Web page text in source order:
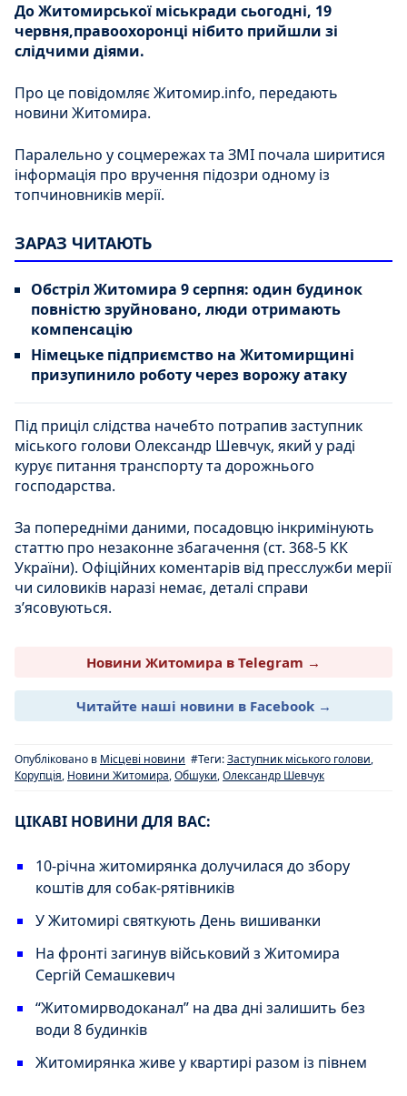
До Житомирської міськради сьогодні, 19
червня,правоохоронці нібито прийшли зі
слідчими діями.
Про це повідомляє Житомир.info, передають
новини Житомира.
Паралельно у соцмережах та ЗМІ почала ширитися
інформація про вручення підозри одному із
топчиновників мерії.
ЗАРАЗ ЧИТАЮТЬ
Обстріл Житомира 9 серпня: один будинок
повністю зруйновано, люди отримають
компенсацію
Німецьке підприємство на Житомирщині
призупинило роботу через ворожу атаку
Під приціл слідства начебто потрапив заступник
міського голови Олександр Шевчук, який у раді
курує питання транспорту та дорожнього
господарства.
За попередніми даними, посадовцю інкримінують
статтю про незаконне збагачення (ст. 368-5 КК
України). Офіційних коментарів від пресслужби мерії
чи силовиків наразі немає, деталі справи
з’ясовуються.
Новини Житомира в Telegram →
Читайте наші новини в Facebook →
Опубліковано в Місцеві новини #Теги:Заступник міського голови,
Корупція, Новини Житомира,Обшуки,Олександр Шевчук
ЦІКАВІ НОВИНИ ДЛЯ ВАС:
10-річна житомирянка долучилася до збору
коштів для собак-рятівників
У Житомирі святкують День вишиванки
На фронті загинув військовий з Житомира
Сергій Семашкевич
“Житомирводоканал” на два дні залишить без
води 8 будинків
Житомирянка живе у квартирі разом із півнем